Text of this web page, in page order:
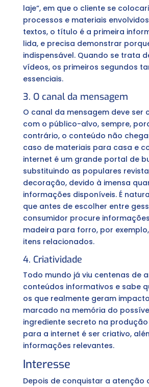
laje“, em que o cliente se
processos e materiais
textos, o título é a primeira
lida, e precisa demonstrar
indispensável. Quando se trata
vídeos, os primeiros segundos
essenciais.
3. O canal da mensagem
O canal da mensagem deve ser
com o público-alvo, sempre,
contrário, o conteúdo não
caso de materiais para casa e
internet é um grande portal de
substituindo as populares
decoração, devido à imensa
informações disponíveis. É
que antes de escolher entre
consumidor procure
madeira para forro, por
itens relacionados.
4. Criatividade
Todo mundo já viu centenas de
conteúdos informativos e sabe
os que realmente geram
marcado na memória do
ingrediente secreto na
para a internet é ser criativo,
informações relevantes.
Interesse
Depois de conquistar a atenção